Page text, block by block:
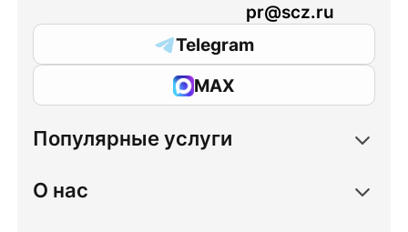
pr@scz.ru
Telegram
MAX
Популярные услуги
О нас